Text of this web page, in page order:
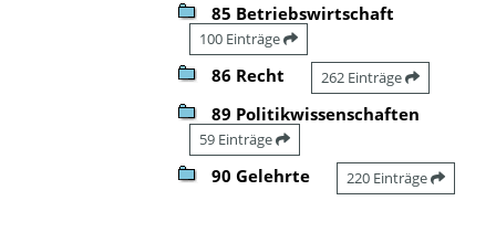
85 Betriebswirtschaft
100 Einträge
86 Recht 262 Einträge
89 Politikwissenschaften
59 Einträge
90 Gelehrte 220 Einträge